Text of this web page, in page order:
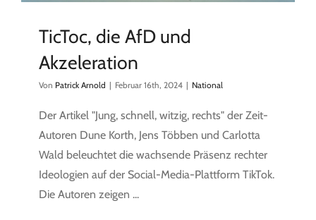
TicToc, die AfD und
Akzeleration
Von Patrick Arnold | Februar 16th, 2024 | National
Der Artikel "Jung, schnell, witzig, rechts" der Zeit-
Autoren Dune Korth, Jens Többen und Carlotta
Wald beleuchtet die wachsende Präsenz rechter
Ideologien auf der Social-Media-Plattform TikTok.
Die Autoren zeigen ...